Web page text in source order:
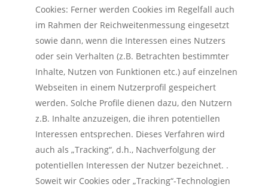
Cookies: Ferner werden Cookies im Regelfall auch
im Rahmen der Reichweitenmessung eingesetzt
sowie dann, wenn die Interessen eines Nutzers
oder sein Verhalten (z.B. Betrachten bestimmter
Inhalte, Nutzen von Funktionen etc.) auf einzelnen
Webseiten in einem Nutzerprofil gespeichert
werden. Solche Profile dienen dazu, den Nutzern
z.B. Inhalte anzuzeigen, die ihren potentiellen
Interessen entsprechen. Dieses Verfahren wird
auch als „Tracking“, d.h., Nachverfolgung der
potentiellen Interessen der Nutzer bezeichnet. .
Soweit wir Cookies oder „Tracking“-Technologien